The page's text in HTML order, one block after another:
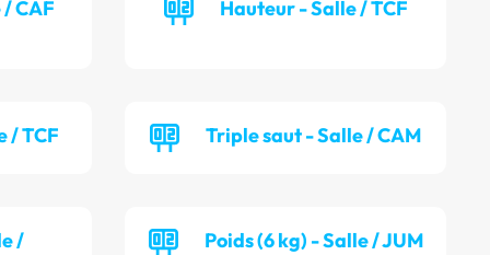
CAF Hauteur - Salle / TCF
/ TCF Triple saut - Salle / CAM
/
Poids (6 kg) - Salle / JUM